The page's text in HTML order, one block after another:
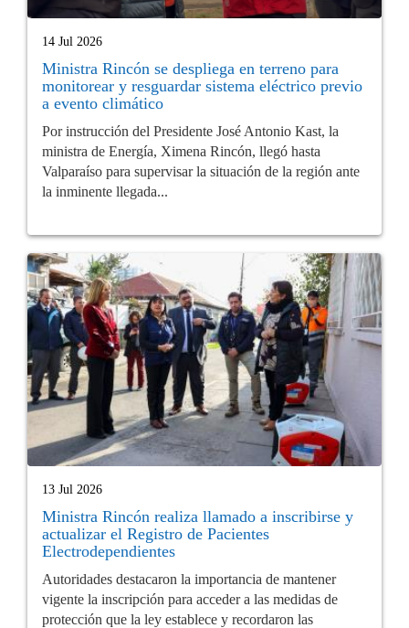
14 Jul 2026
Ministra Rincón se despliega en terreno para
monitorear y resguardar sistema eléctrico previo
a evento climático
Por instrucción del Presidente José Antonio Kast, la
ministra de Energía, Ximena Rincón, llegó hasta
Valparaíso para supervisar la situación de la región ante
la inminente llegada...
13 Jul 2026
Ministra Rincón realiza llamado a inscribirse y
actualizar el Registro de Pacientes
Electrodependientes
Autoridades destacaron la importancia de mantener
vigente la inscripción para acceder a las medidas de
protección que la ley establece y recordaron las